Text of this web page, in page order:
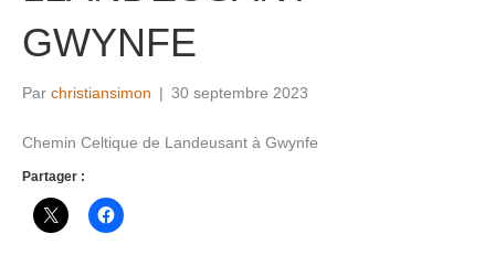
GWYNFE
Par christiansimon | 30 septembre 2023
Chemin Celtique de Landeusant à Gwynfe
Partager :